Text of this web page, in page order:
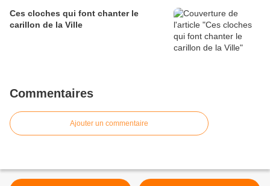
Ces cloches qui font chanter le
carillon de la Ville
Commentaires
Ajouter un commentaire